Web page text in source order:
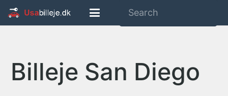
Billeje San Diego